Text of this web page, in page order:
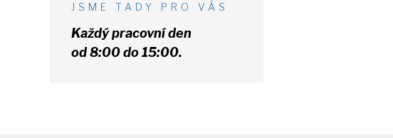
JSME TADY PRO VÁS
Každý pracovní den
od 8:00 do 15:00.